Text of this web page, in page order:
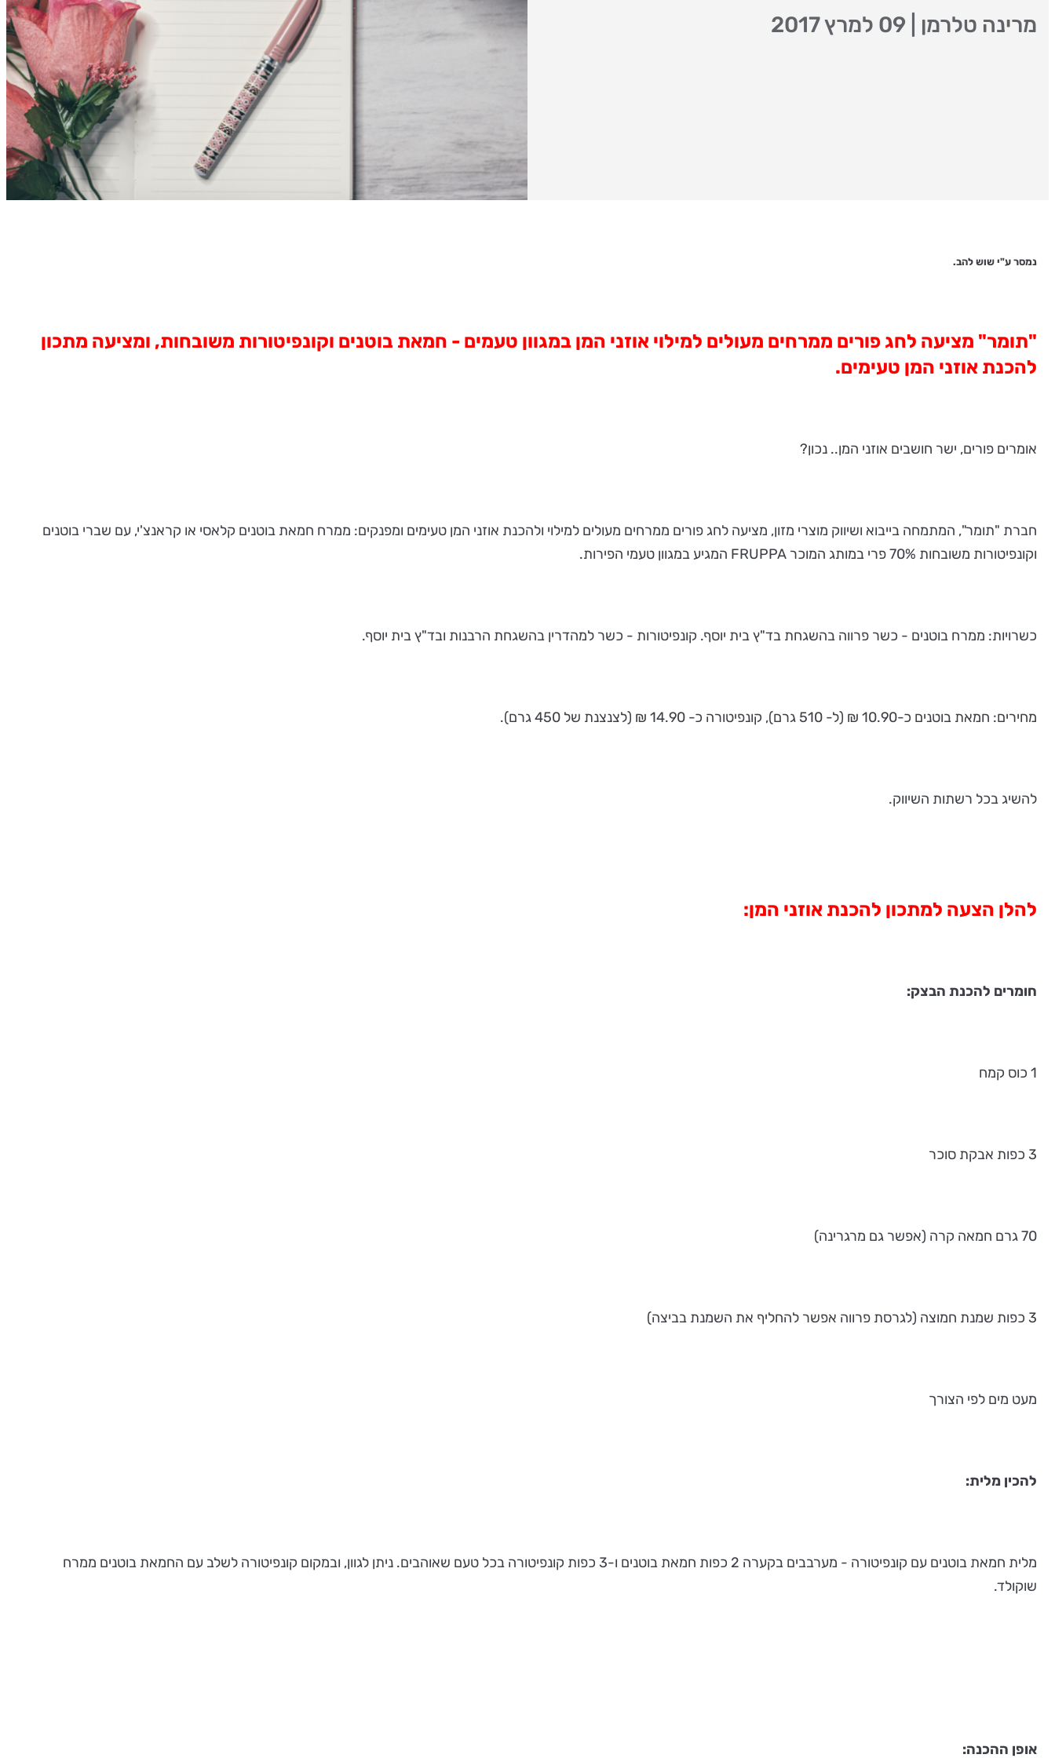
מרינה טלרמן
נמסר ע"י שוש להב.
"תומר" מציעה לחג פורים ממרחים מעולים למילוי אוזני המן במגוון טעמים - חמאת בוטנים וקונפיטורות משובחות, ומציעה מתכון
להכנת אוזני המן טעימים.
אומרים פורים, ישר חושבים אוזני המן.. נכון?
חברת "תומר", המתמחה בייבוא ושיווק מוצרי מזון, מציעה לחג פורים ממרחים מעולים למילוי ולהכנת אוזני המן טעימים ומפנקים: ממרח חמאת בוטנים קלאסי או קראנצ'י, עם שברי בוטנים
וקונפיטורות משובחות 70% פרי במותג המוכר FRUPPA המגיע במגוון טעמי הפירות.
כשרויות: ממרח בוטנים - כשר פרווה בהשגחת בד"ץ בית יוסף. קונפיטורות - כשר למהדרין בהשגחת הרבנות ובד"ץ בית יוסף.
מחירים: חמאת בוטנים כ-10.90 ₪ (ל- 510 גרם), קונפיטורה כ- 14.90 ₪ (לצנצנת של 450 גרם).
להשיג בכל רשתות השיווק.
להלן הצעה למתכון להכנת אוזני המן:
חומרים להכנת הבצק:
1 כוס קמח
3 כפות אבקת סוכר
70 גרם חמאה קרה (אפשר גם מרגרינה)
3 כפות שמנת חמוצה (לגרסת פרווה אפשר להחליף את השמנת בביצה)
מעט מים לפי הצורך
להכין מלית:
מלית חמאת בוטנים עם קונפיטורה - מערבבים בקערה 2 כפות חמאת בוטנים ו-3 כפות קונפיטורה בכל טעם שאוהבים. ניתן לגוון, ובמקום קונפיטורה לשלב עם החמאת בוטנים ממרח
שוקולד.
אופן ההכנה: